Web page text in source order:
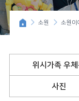
소원 소원이
위시가족 우
사진